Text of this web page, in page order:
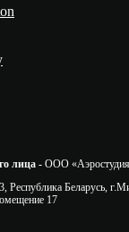
лица - ООО
Республика Беларусь,
17